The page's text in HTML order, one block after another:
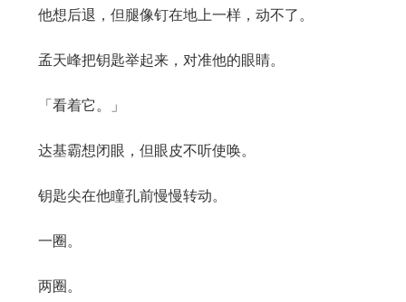
他想后退，但腿像钉在地上一样，动不了。
孟天峰把钥匙举起来，对准他的眼睛。
「看着它。」
达基霸想闭眼，但眼皮不听使唤。
钥匙尖在他瞳孔前慢慢转动。
一圈。
两圈。